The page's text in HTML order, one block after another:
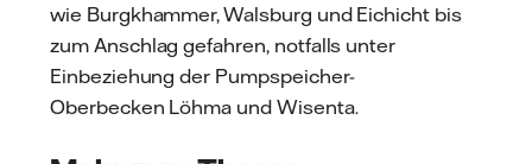
wie Burgkhammer, Walsburg und Eichicht bis
zum Anschlag gefahren, notfalls unter
Einbeziehung der Pumpspeicher-
Oberbecken Löhma und Wisenta.